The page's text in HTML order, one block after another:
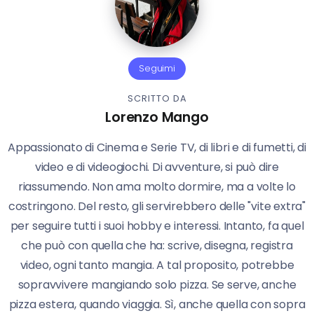
Seguimi
SCRITTO DA
Lorenzo Mango
Appassionato di Cinema e Serie TV, di libri e di fumetti, di
video e di videogiochi. Di avventure, si può dire
riassumendo. Non ama molto dormire, ma a volte lo
costringono. Del resto, gli servirebbero delle "vite extra"
per seguire tutti i suoi hobby e interessi. Intanto, fa quel
che può con quella che ha: scrive, disegna, registra
video, ogni tanto mangia. A tal proposito, potrebbe
sopravvivere mangiando solo pizza. Se serve, anche
pizza estera, quando viaggia. Sì, anche quella con sopra